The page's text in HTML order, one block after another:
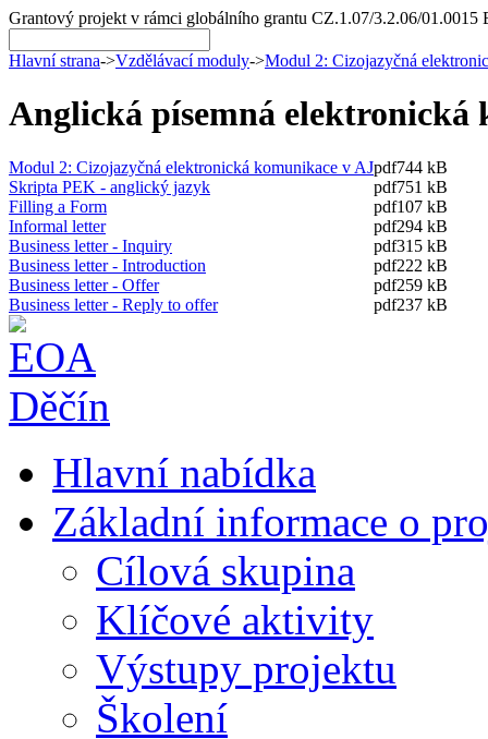
Grantový projekt v rámci globálního grantu CZ.1.07/3.2.06/01.0015
Hlavní strana->Vzdělávací moduly->Modul 2: Cizojazyčná
Anglická písemná elektronická
Modul 2: Cizojazyčná elektronická komunikace v AJpdf744 kB
Skripta PEK - anglický jazyk
pdf751 kB
Filling a Form
pdf107 kB
Informal letter
pdf294 kB
Business letter - Inquiry
pdf315 kB
Business letter - Introduction
pdf222 kB
Business letter - Offer
pdf259 kB
Business letter - Reply to offer
pdf237 kB
Hlavní nabídka
Základní informace o
Cílová skupina
Klíčové aktivity
Výstupy projektu
Školení